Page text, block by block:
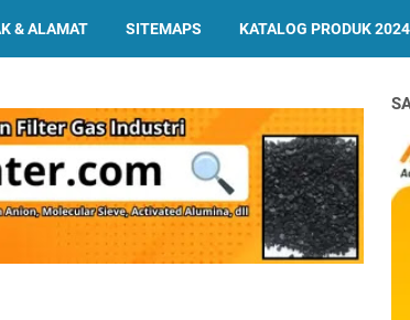
& ALAMAT SITEMAPS KATALOG PRODUK 2024